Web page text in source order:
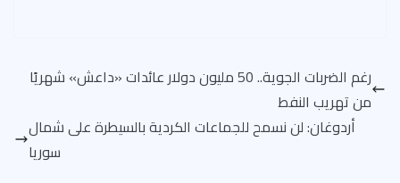
رغم الضربات الجوية.. 50 مليون دولار عائدات «داعش» شهريًا
من تهريب النفط
أردوغان: لن نسمح للجماعات الكردية بالسيطرة على شمال
سوريا